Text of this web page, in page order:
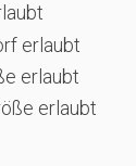
erlaubt
erlaubt
erlaubt